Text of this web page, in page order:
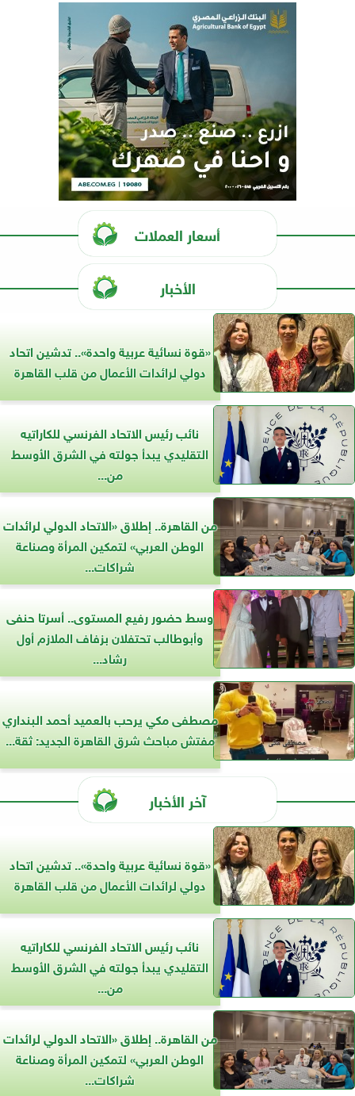
أسعار العملات
الأخبار
«قوة نسائية عربية واحدة».. تدشين اتحاد
دولي لرائدات الأعمال من قلب القاهرة
نائب رئيس الاتحاد الفرنسي للكاراتيه
التقليدي يبدأ جولته في الشرق الأوسط
من...
من القاهرة.. إطلاق «الاتحاد الدولي لرائدات
الوطن العربي» لتمكين المرأة وصناعة
شراكات...
وسط حضور رفيع المستوى.. أسرتا حنفى
وأبوطالب تحتفلان بزفاف الملازم أول
رشاد...
مصطفى مكي يرحب بالعميد أحمد البنداري
مفتش مباحث شرق القاهرة الجديد: ثقة...
آخر الأخبار
«قوة نسائية عربية واحدة».. تدشين اتحاد
دولي لرائدات الأعمال من قلب القاهرة
نائب رئيس الاتحاد الفرنسي للكاراتيه
التقليدي يبدأ جولته في الشرق الأوسط
من...
من القاهرة.. إطلاق «الاتحاد الدولي لرائدات
الوطن العربي» لتمكين المرأة وصناعة
شراكات...